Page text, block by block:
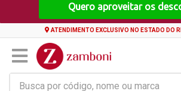
Quero aproveitar os
ATENDIMENTO EXCLUSIVO NO ESTADO DO